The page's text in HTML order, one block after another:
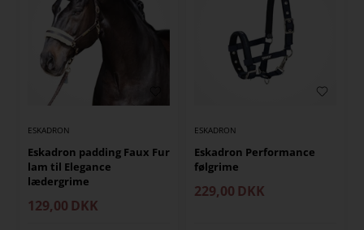
ESKADRON
Eskadron padding Faux Fur
lam til Elegance
lædergrime
129,00 DKK
ESKADRON
Eskadron Performance
følgrime
229,00 DKK